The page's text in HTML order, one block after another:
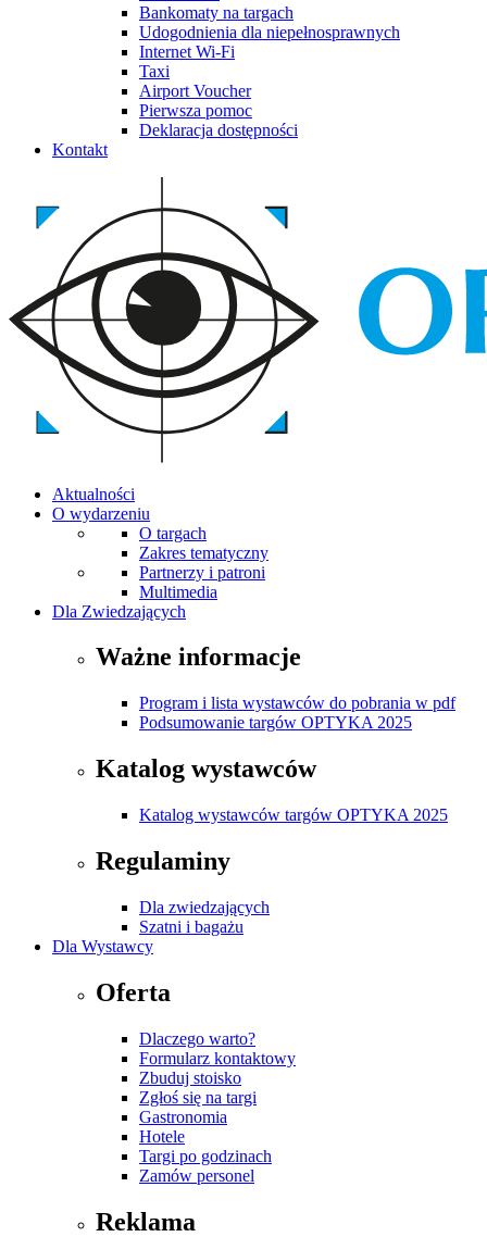
Bankomaty na targach
Udogodnienia dla niepełnosprawnych
Internet Wi-Fi
Taxi
Airport Voucher
Pierwsza pomoc
Deklaracja dostępności
Kontakt
Aktualności
O wydarzeniu
O targach
Zakres tematyczny
Partnerzy i patroni
Multimedia
Dla Zwiedzających
Ważne informacje
Program i lista wystawców do pobrania w pdf
Podsumowanie targów OPTYKA 2025
Katalog wystawców
Katalog wystawców targów OPTYKA 2025
Regulaminy
Dla zwiedzających
Szatni i bagażu
Dla Wystawcy
Oferta
Dlaczego warto?
Formularz kontaktowy
Zbuduj stoisko
Zgłoś się na targi
Gastronomia
Hotele
Targi po godzinach
Zamów personel
Reklama